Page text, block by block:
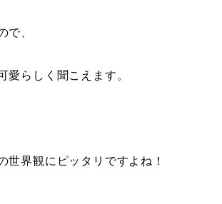
で、
愛らしく聞こえます。
世界観にピッタリですよね！